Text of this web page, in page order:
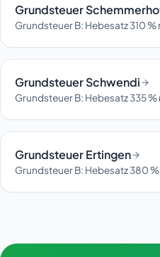
Grundsteuer
Grundsteuer B: Hebesatz 310
Grundsteuer Schwendi
Grundsteuer B: Hebesatz 335
Grundsteuer Ertingen
Grundsteuer B: Hebesatz 380